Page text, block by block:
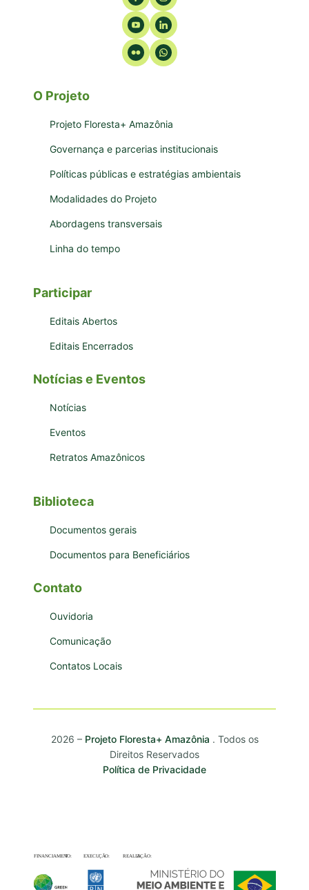
O Projeto
Projeto Floresta+ Amazônia
Governança e parcerias institucionais
Políticas públicas e estratégias ambientais
Modalidades do Projeto
Abordagens transversais
Linha do tempo
Participar
Editais Abertos
Editais Encerrados
Notícias e Eventos
Notícias
Eventos
Retratos Amazônicos
Biblioteca
Documentos gerais
Documentos para Beneficiários
Contato
Ouvidoria
Comunicação
Contatos Locais
2026 – Projeto Floresta+ Amazônia . Todos os
Direitos Reservados
Política de Privacidade